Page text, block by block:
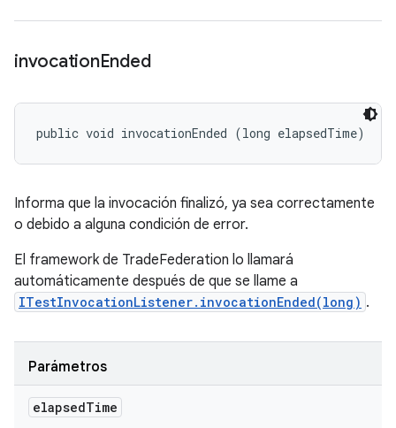
invocationEnded
public void invocationEnded (long elapsedTime)
Informa que la invocación finalizó, ya sea correctamente
o debido a alguna condición de error.
El framework de TradeFederation lo llamará
automáticamente después de que se llame a
ITestInvocationListener.invocationEnded(long) .
Parámetros
elapsedTime